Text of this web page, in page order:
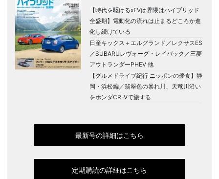
【時代を駆けるxEVは界隈はハイブリッド
全盛期】電動化の流れは止まるどころか進
化し続けている
日産キックス＋エルグランド／レクサスES
／SUBARUレヴォーグ・レイバック／三菱
アウトランダーPHEV 他
【グルメドライブ紀行 ニッポンの優食】静
岡・浜松編／翡翠色の暴れ川、天竜川沿い
をホンダCR-Vで旅する
最新号の詳細はこちら
定期購読の詳細はこちら